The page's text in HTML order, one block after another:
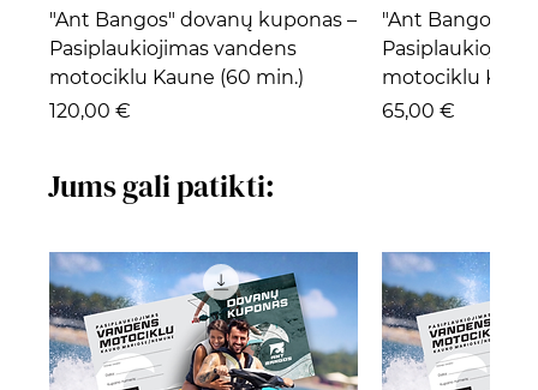
"Ant Bangos" dovanų kuponas –
Pasiplaukiojimas vandens
motociklu Kaune (60 min.)
Kaina
120,00 €
"Ant Bangos"
motociklu
Kaina
65,00 €
Jums gali patikti: